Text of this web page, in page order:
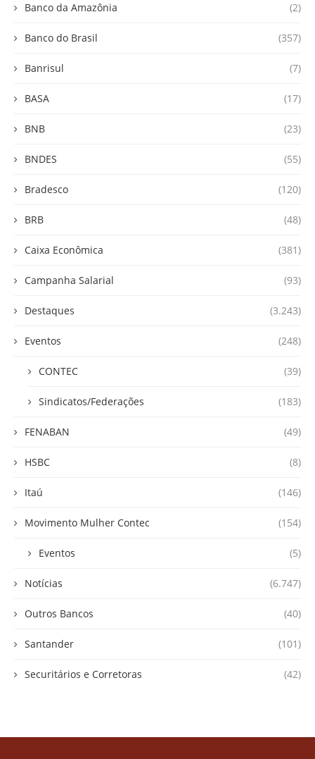
Banco da Amazônia (2)
Banco do Brasil (357)
Banrisul (7)
BASA (17)
BNB (23)
BNDES (55)
Bradesco (120)
BRB (48)
Caixa Econômica (381)
Campanha Salarial (93)
Destaques (3.243)
Eventos (248)
CONTEC (39)
Sindicatos/Federações (183)
FENABAN (49)
HSBC (8)
Itaú (146)
Movimento Mulher Contec (154)
Eventos (5)
Notícias (6.747)
Outros Bancos (40)
Santander (101)
Securitários e Corretoras (42)